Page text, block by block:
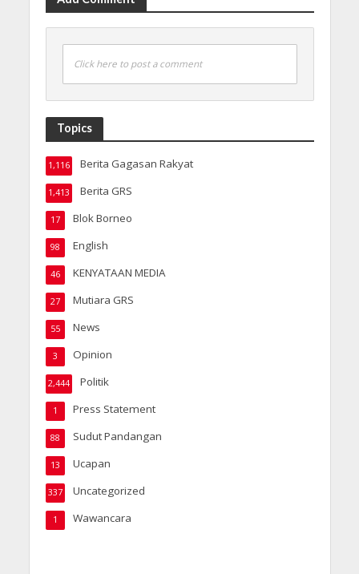
Click here to post a comment
Topics
Berita Gagasan Rakyat
1,116
Berita GRS
1,413
Blok Borneo
17
English
98
KENYATAAN MEDIA
46
Mutiara GRS
27
News
55
Opinion
3
Politik
2,444
Press Statement
1
Sudut Pandangan
88
Ucapan
13
Uncategorized
337
Wawancara
1